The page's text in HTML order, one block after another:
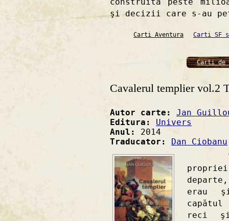
şi decizii care s-au
Carti Aventura Carti SF
Carti
Cavalerul templier vol.2
Autor carte: Jan
Editura: Univers
Anul: 2014
Traducator:
Dan Ciobanu
erau
reci şi